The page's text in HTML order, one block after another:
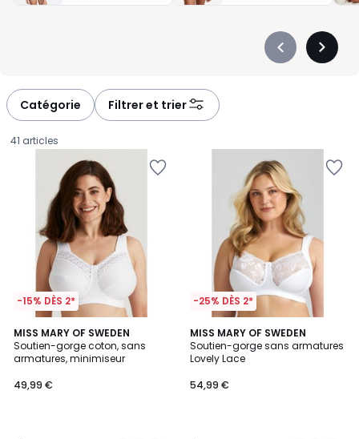
Précédent
Catégorie Filtrer et trier
41 articles
-15% DÈS 2*
MISS MARY OF SWEDEN
Soutien-gorge coton, sans
armatures, minimiseur
€.
49,99 €
4,5
/ 5
6
Couleurs
-25% DÈS 2*
MISS MARY OF SWEDEN
Soutien-gorge sans armatures
Lovely Lace
54,99 €
4,6
/ 5
5
Couleurs